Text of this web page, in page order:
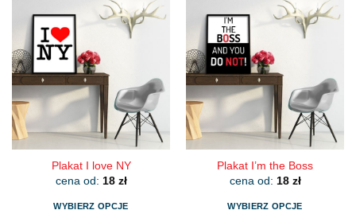
wiele
wariantów.
Opcje
można
wybrać
na
stronie
produktu
wiele
wariantów.
Opcje
można
wybrać
na
stronie
produktu
Plakat I love NY
cena od: 18 zł
WYBIERZ OPCJE
Plakat I’m the Boss
cena od: 18 zł
WYBIERZ OPCJE